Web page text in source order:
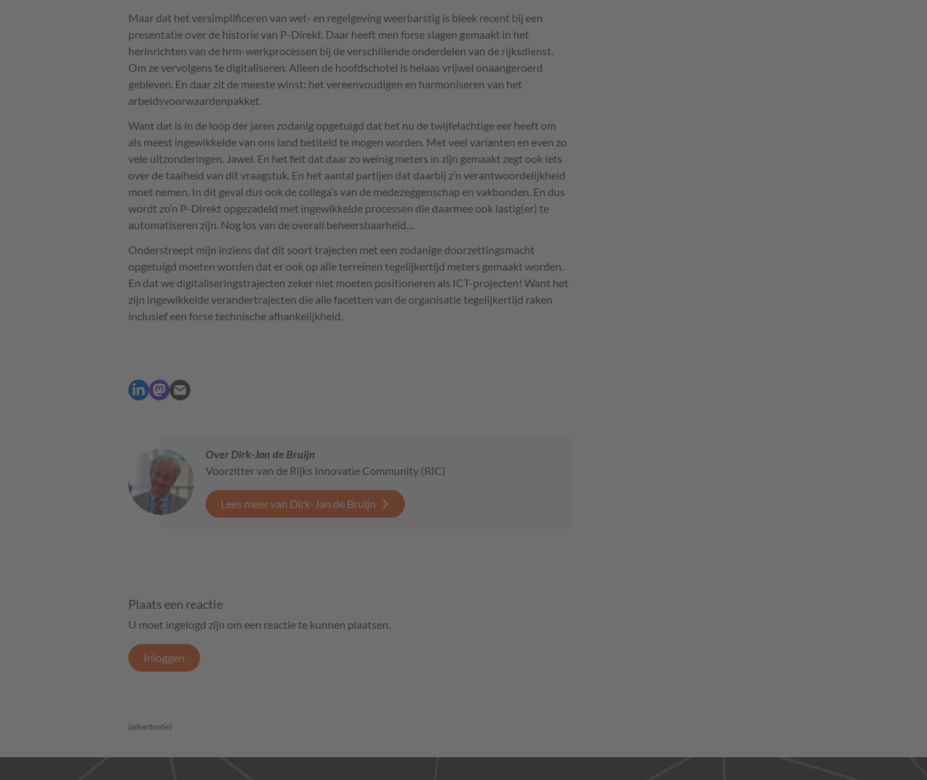
Maar dat het versimplificeren van wet- en regelgeving weerbarstig is bleek recent bij een
presentatie over de historie van P-Direkt. Daar heeft men forse slagen gemaakt in het
herinrichten van de hrm-werkprocessen bij de verschillende onderdelen van de rijksdienst.
Om ze vervolgens te digitaliseren. Alleen de hoofdschotel is helaas vrijwel onaangeroerd
gebleven. En daar zit de meeste winst: het vereenvoudigen en harmoniseren van het
arbeidsvoorwaardenpakket.
Want dat is in de loop der jaren zodanig opgetuigd dat het nu de twijfelachtige eer heeft om
als meest ingewikkelde van ons land betiteld te mogen worden. Met veel varianten en even zo
vele uitzonderingen. Jawel. En het feit dat daar zo weinig meters in zijn gemaakt zegt ook iets
over de taaiheid van dit vraagstuk. En het aantal partijen dat daarbij z’n verantwoordelijkheid
moet nemen. In dit geval dus ook de collega’s van de medezeggenschap en vakbonden. En dus
wordt zo’n P-Direkt opgezadeld met ingewikkelde processen die daarmee ook lastig(er) te
automatiseren zijn. Nog los van de overall beheersbaarheid…
Onderstreept mijn inziens dat dit soort trajecten met een zodanige doorzettingsmacht
opgetuigd moeten worden dat er ook op alle terreinen tegelijkertijd meters gemaakt worden.
En dat we digitaliseringstrajecten zeker niet moeten positioneren als ICT-projecten! Want het
zijn ingewikkelde verandertrajecten die alle facetten van de organisatie tegelijkertijd raken
inclusief een forse technische afhankelijkheid.
Over Dirk-Jan de Bruijn
Voorzitter van de Rijks Innovatie Community (RIC)
Lees meer van Dirk-Jan de Bruijn
Plaats een reactie
U moet ingelogd zijn om een reactie te kunnen plaatsen.
Inloggen
(advertentie)